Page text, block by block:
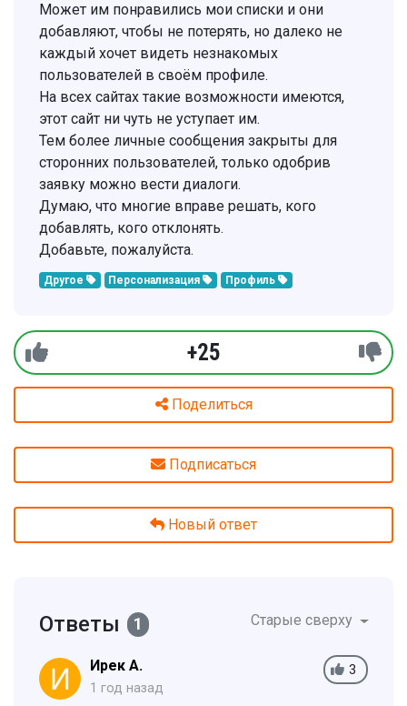
Может им понравились мои списки и они
добавляют, чтобы не потерять, но далеко не
каждый хочет видеть незнакомых
пользователей в своём профиле.
На всех сайтах такие возможности имеются,
этот сайт ни чуть не уступает им.
Тем более личные сообщения закрыты для
сторонних пользователей, только одобрив
заявку можно вести диалоги.
Думаю, что многие вправе решать, кого
добавлять, кого отклонять.
Добавьте, пожалуйста.
Другое Персонализация Профиль
+25
Поделиться
Подписаться
Новый ответ
Ответы 1 Старые сверху
3
Ирек А.
1 год назад